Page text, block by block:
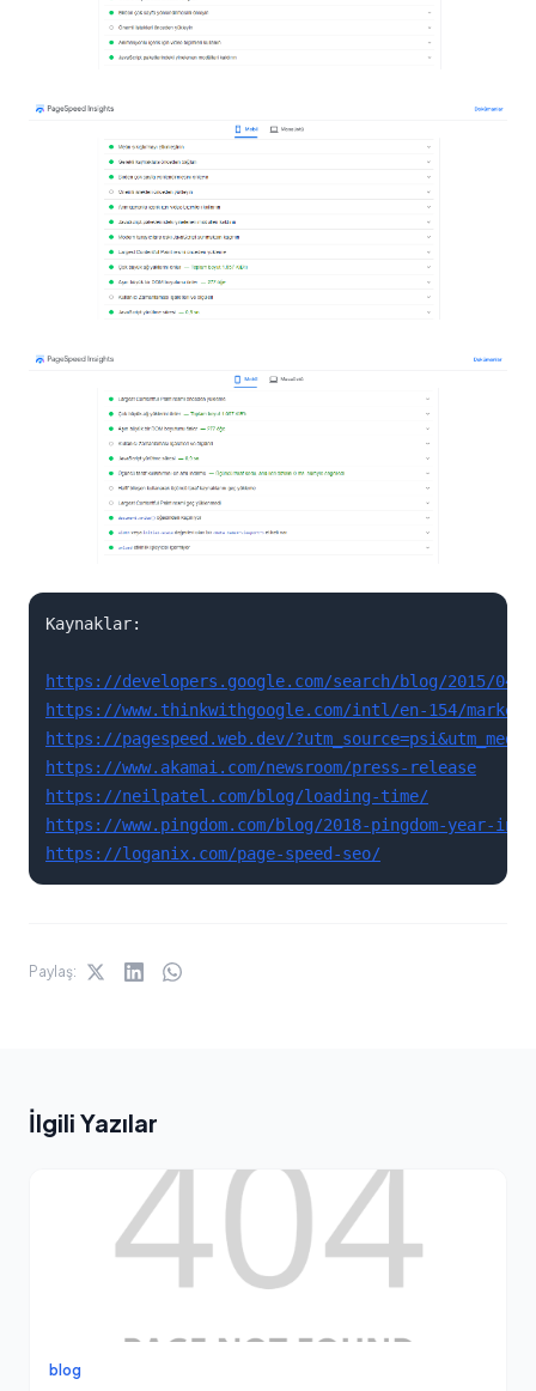
Kaynaklar:
https://developers.google.com/search/blog/2015/04/
https://www.thinkwithgoogle.com/intl/en-154/
https://pagespeed.web.dev/
https://www.akamai.com/newsroom/press-release
https://neilpatel.com/blog/loading-time/
https://www.pingdom.com/blog/2018-pingdom-year-in-
https://loganix.com/page-speed-seo/
Paylaş:
İlgili Yazılar
blog